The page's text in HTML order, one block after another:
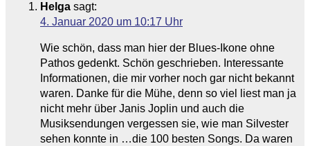
Helga sagt:
4. Januar 2020 um 10:17 Uhr
Wie schön, dass man hier der Blues-Ikone ohne
Pathos gedenkt. Schön geschrieben. Interessante
Informationen, die mir vorher noch gar nicht bekannt
waren. Danke für die Mühe, denn so viel liest man ja
nicht mehr über Janis Joplin und auch die
Musiksendungen vergessen sie, wie man Silvester
sehen konnte in …die 100 besten Songs. Da waren